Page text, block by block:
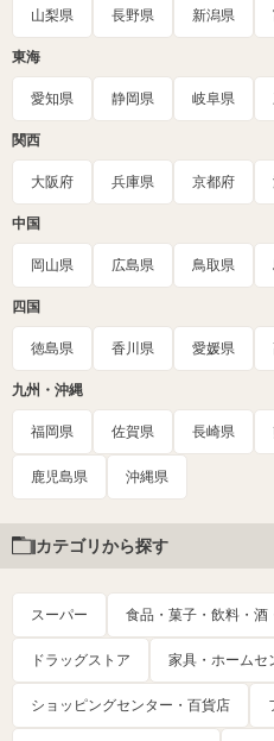
山梨県 長野県 新潟県
東海
愛知県 静岡県 岐阜県
関西
大阪府 兵庫県 京都府
中国
岡山県 広島県 鳥取県
四国
徳島県 香川県 愛媛県
九州・沖縄
福岡県 佐賀県 長崎県
鹿児島県 沖縄県
カテゴリから探す
スーパー 食品・菓子・飲料・酒
ドラッグストア 家具・ホームセ
ショッピングセンター・百貨店